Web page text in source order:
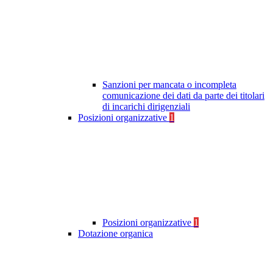
Sanzioni per mancata o incompleta
comunicazione dei dati da parte dei titolari
di incarichi dirigenziali
Posizioni organizzative 1
Posizioni organizzative 1
Dotazione organica